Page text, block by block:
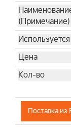
Поставка из